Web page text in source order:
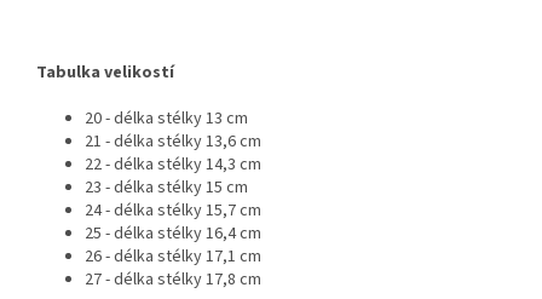
Tabulka velikostí
20 - délka stélky 13 cm
21 - délka stélky 13,6 cm
22 - délka stélky 14,3 cm
23 - délka stélky 15 cm
24 - délka stélky 15,7 cm
25 - délka stélky 16,4 cm
26 - délka stélky 17,1 cm
27 - délka stélky 17,8 cm